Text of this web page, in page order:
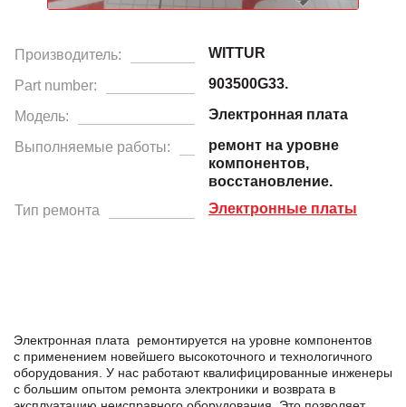
Производитель: WITTUR
Part number: 903500G33.
Модель: Электронная плата
Выполняемые работы:
ремонт на уровне
компонентов,
восстановление.
Тип ремонта
Электронные платы
Электронная плата ремонтируется на уровне компонентов
с применением новейшего высокоточного и технологичного
оборудования. У нас работают квалифицированные инженеры
с большим опытом ремонта электроники и возврата в